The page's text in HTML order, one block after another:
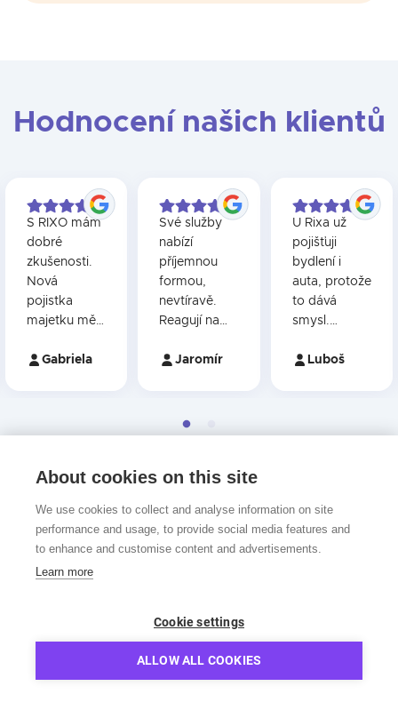
Hodnocení našich klientů
S RIXO mám
dobré
zkušenosti.
Nová
pojistka
majetku mě
nesrovnateln
Gabriela
Své služby
nabízí
příjemnou
formou,
nevtíravě.
Reagují na
požadavky
od nich
pojištěný byt
a auto. Jsem
službami
velmi
spokojen.
Jaromír
U Rixa už
pojišťuji
bydlení i
auta, protože
to dává
smysl.
systém
najdou něco
napřímo od
pojišťovny a
mockrát je to
Luboš
Zjistit více →
Pojištění
About cookies on this site
We use cookies to collect and analyse information on site
performance and usage, to provide social media features and
to enhance and customise content and advertisements.
Learn more
Cookie settings
ALLOW ALL COOKIES